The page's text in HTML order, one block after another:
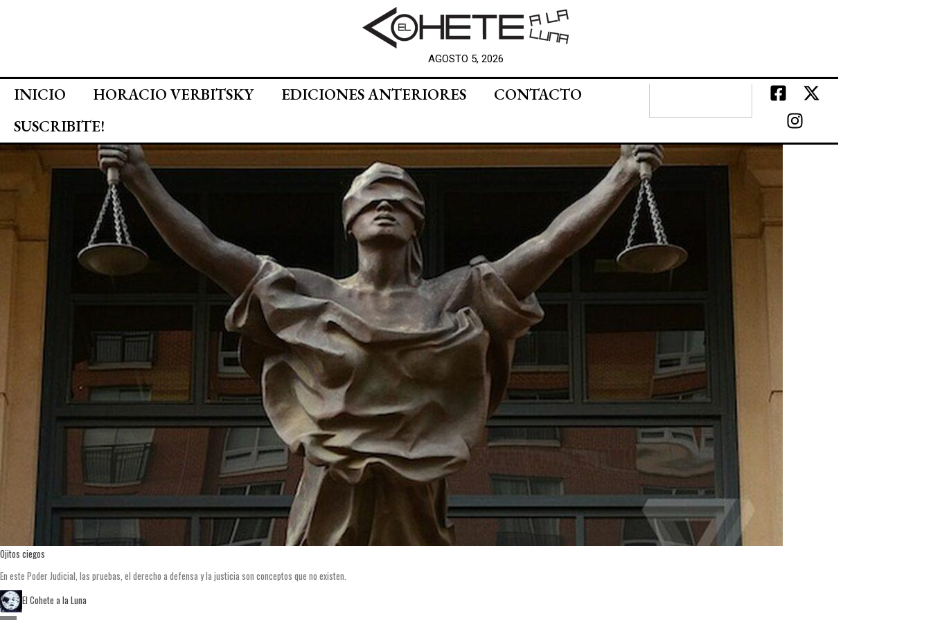
AGOSTO 5, 2026
INICIO HORACIO VERBITSKY EDICIONES ANTERIORES
CONTACTO
SUSCRIBITE!
Ojitos ciegos
En este Poder Judicial, las pruebas, el derecho a defensa y la justicia son conceptos que no existen.
El Cohete a la Luna